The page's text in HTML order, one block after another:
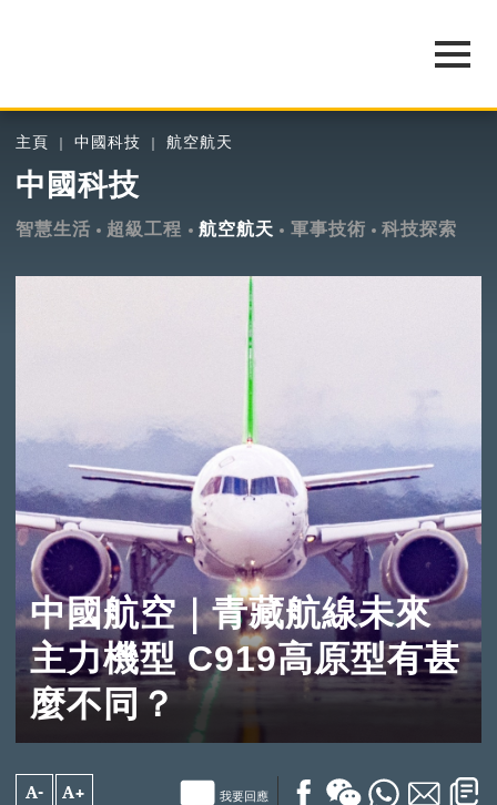
主頁 中國科技 航空航天
中國科技
智慧生活 超級工程 航空航天 軍事技術 科技探索
中國航空｜青藏航線未來
主力機型 C919高原型有甚
麼不同？
A- A+ 我要回應